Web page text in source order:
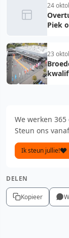
24
Piek
23
We werken
Steun ons
Ik steun jullie!
DELEN
Kopieer